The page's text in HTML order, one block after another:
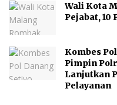
Wali Kota
Pejabat,
Kombes
Pimpin
Lanjutkan
Pelayanan